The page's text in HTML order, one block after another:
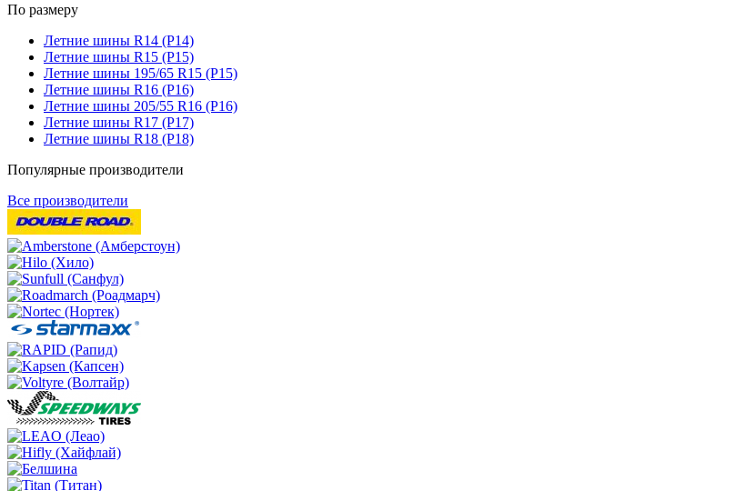
По размеру
Летние шины R14 (Р14)
Летние шины R15 (Р15)
Летние шины 195/65 R15 (Р15)
Летние шины R16 (Р16)
Летние шины 205/55 R16 (Р16)
Летние шины R17 (Р17)
Летние шины R18 (Р18)
Популярные производители
Все производители